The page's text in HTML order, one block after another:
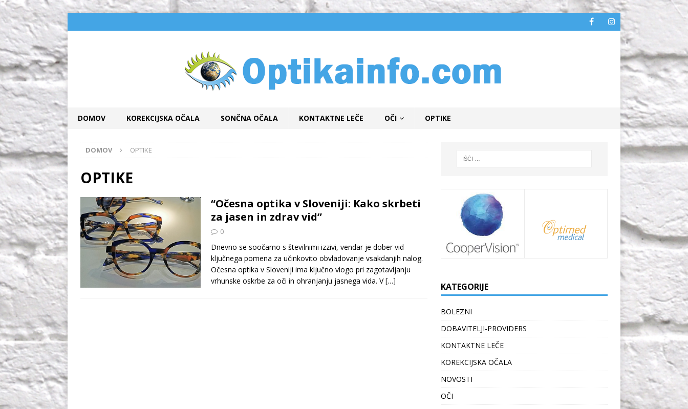
DOMOV KOREKCIJSKA OČALA SONČNA OČALA KONTAKTNE LEČE OČI OPTIKE
DOMOV OPTIKE
OPTIKE
“Očesna optika v Sloveniji: Kako skrbeti
za jasen in zdrav vid”
0
Dnevno se soočamo s številnimi izzivi, vendar je dober vid
ključnega pomena za učinkovito obvladovanje vsakdanjih nalog.
Očesna optika v Sloveniji ima ključno vlogo pri zagotavljanju
vrhunske oskrbe za oči in ohranjanju jasnega vida. V[…]
KATEGORIJE
BOLEZNI
DOBAVITELJI-PROVIDERS
KONTAKTNE LEČE
KOREKCIJSKA OČALA
NOVOSTI
OČI